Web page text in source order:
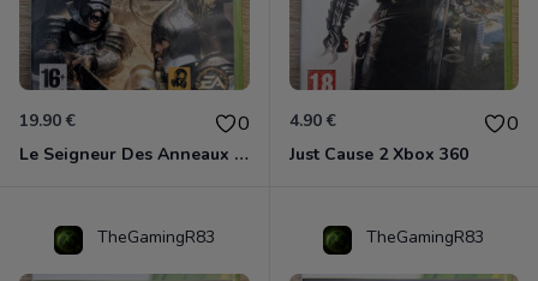
19.90 € 0
Le Seigneur Des Anneaux - L'âge Des Conquêtes Xbox 360
4.90 € 0
Just Cause 2 Xbox 360
TheGamingR83 TheGamingR83